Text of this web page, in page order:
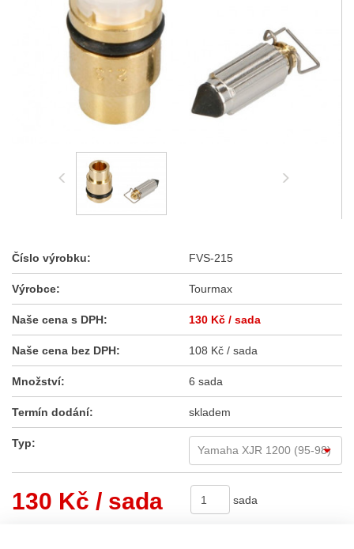
Číslo výrobku: FVS-215
Výrobce: Tourmax
Naše cena s DPH: 130 Kč / sada
Naše cena bez DPH: 108 Kč / sada
Množství: 6 sada
Termín dodání: skladem
Typ:
130 Kč / sada sada